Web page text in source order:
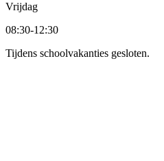
Vrijdag
08:30-12:30
Tijdens schoolvakanties gesloten.